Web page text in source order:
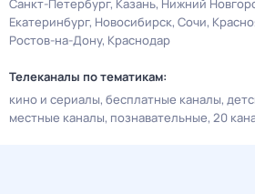
Санкт-Петербург Казань Нижний
Екатеринбург Новосибирск Сочи
Ростов-на-Дону Краснодар
Телеканалы по тематикам:
кино и сериалы бесплатные каналы
местные каналы познавательные 20